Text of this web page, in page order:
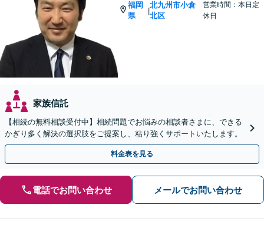
福岡
県
|
北九州市小倉
北区
営業時間：本日定
休日
家族信託
【相続の無料相談受付中】相続問題でお悩みの相談者さまに、できる
かぎり多く解決の選択肢をご提案し、粘り強くサポートいたします。
料金表を見る
電話でお問い合わせ メールでお問い合わせ